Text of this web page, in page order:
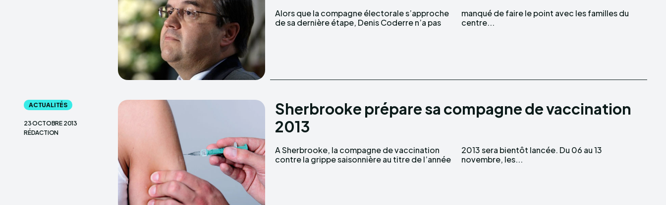
Alors que la compagne électorale s’approche
de sa dernière étape, Denis Coderre n’a pas
manqué de faire le point avec les familles du
centre...
ACTUALITÉS
23 OCTOBRE 2013
RÉDACTION
Sherbrooke prépare sa compagne de vaccination
2013
A Sherbrooke, la compagne de vaccination
contre la grippe saisonnière au titre de l’année
2013 sera bientôt lancée. Du 06 au 13
novembre, les...